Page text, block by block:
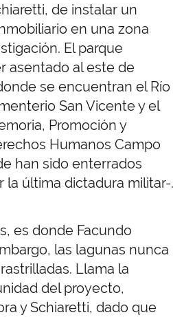
de instalar un
en una zona
El parque
asentado al este de
se encuentran el Río
San Vicente y el
Promoción y
Humanos Campo
han sido enterrados
la última dictadura militar-.
es donde Facundo
las lagunas nunca
Llama la
del proyecto,
y Schiaretti, dado que